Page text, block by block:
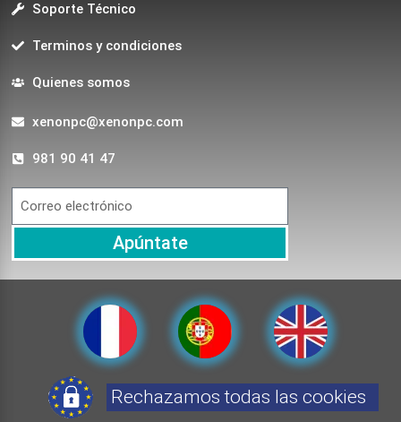
Soporte Técnico
Terminos y condiciones
Quienes somos
xenonpc@xenonpc.com
981 90 41 47
Apúntate
Rechazamos todas las cookies